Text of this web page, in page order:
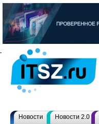
Новости Новости 2.0